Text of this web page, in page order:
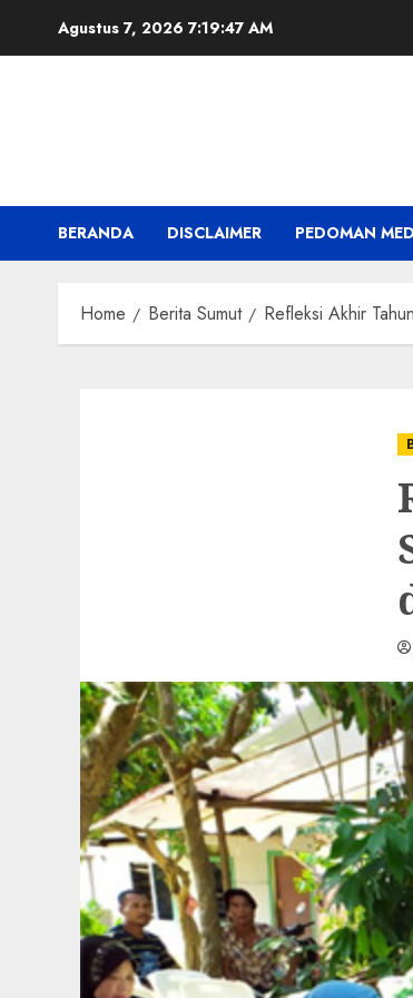
Agustus 7, 2026 7:19:49 AM
BERANDA DISCLAIMER PEDOMAN
Home Berita Sumut Refleksi Akhir